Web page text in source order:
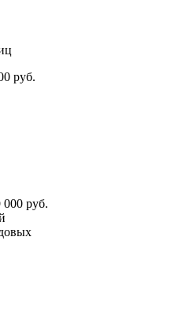
руб.
000 руб.